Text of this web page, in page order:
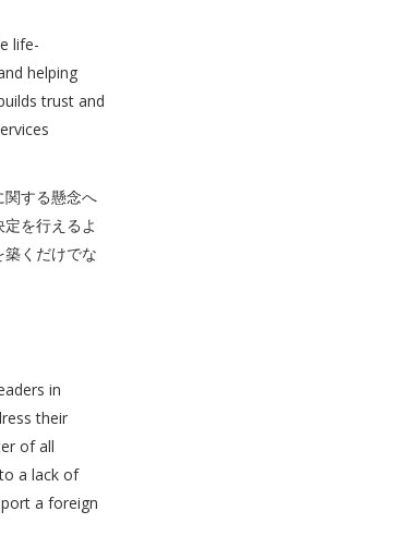
life-
helping
trust and
関する懸念へ
を行えるよ
くだけでな
in
their
of all
a lack of
a foreign